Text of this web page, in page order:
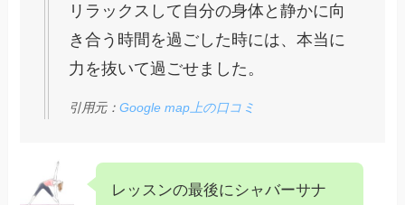
リラックスして自分の身体と静かに向
き合う時間を過ごした時には、本当に
力を抜いて過ごせました。
引用元：Google map上の口コミ
レッスンの最後にシャバーサナ